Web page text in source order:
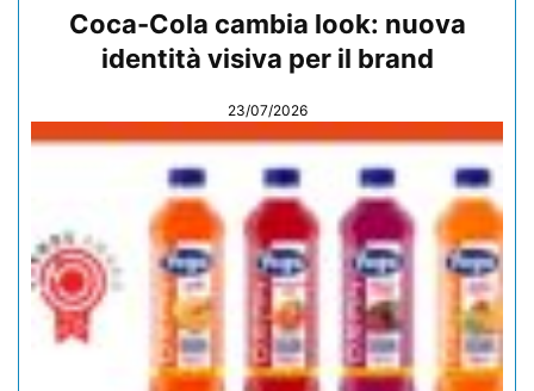
Coca-Cola cambia look: nuova
identità visiva per il brand
23/07/2026